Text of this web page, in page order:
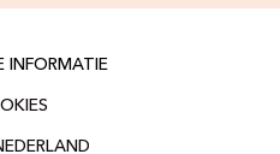
INFORMATIE